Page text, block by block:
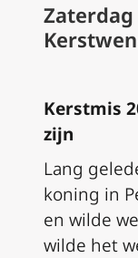
Kerstmis
zijn
Lang
koning in
en wilde
wilde het